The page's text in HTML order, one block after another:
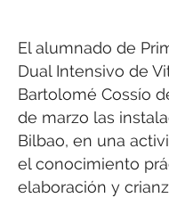
El alumnado de
Dual Intensivo de
Bartolomé Cossío
de marzo las
Bilbao, en una
el conocimiento
elaboración y